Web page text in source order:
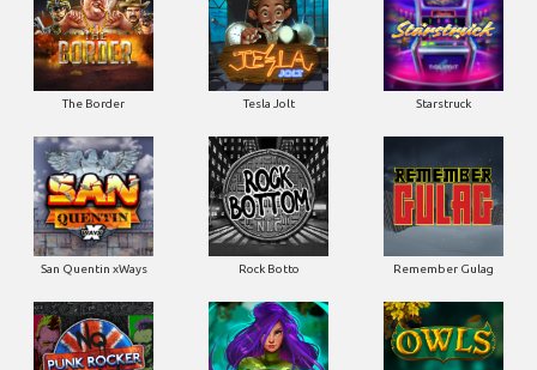
The Border Tesla Jolt Starstruck
San Quentin xWays Rock Botto Remember Gulag